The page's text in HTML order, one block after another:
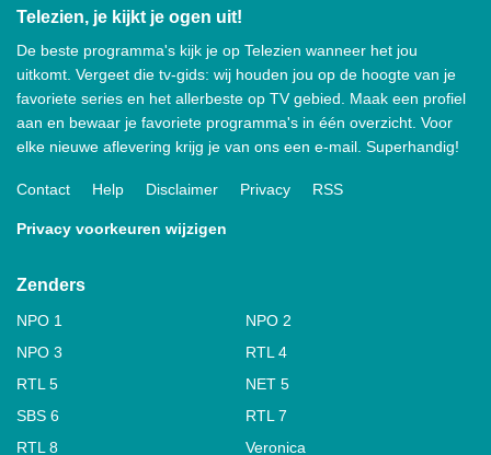
Telezien, je kijkt je ogen uit!
De beste programma's kijk je op Telezien wanneer het jou
uitkomt. Vergeet die tv-gids: wij houden jou op de hoogte van je
favoriete series en het allerbeste op TV gebied. Maak een profiel
aan en bewaar je favoriete programma's in één overzicht. Voor
elke nieuwe aflevering krijg je van ons een e-mail. Superhandig!
Contact Help Disclaimer Privacy RSS
Privacy voorkeuren wijzigen
Zenders
NPO 1
NPO 2
NPO 3
RTL 4
RTL 5
NET 5
SBS 6
RTL 7
RTL 8
Veronica